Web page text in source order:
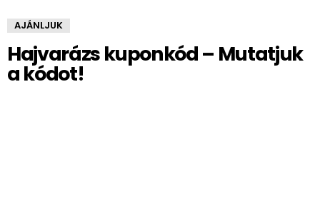
AJÁNLJUK
Hajvarázs kuponkód – Mutatjuk
a kódot!